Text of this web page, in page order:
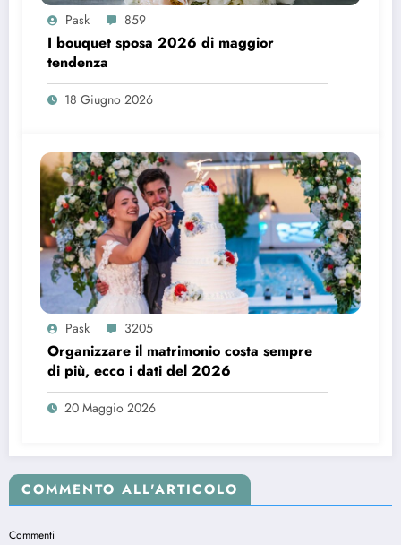
Pask 859
I bouquet sposa 2026 di maggior
tendenza
18 Giugno 2026
Pask 3205
Organizzare il matrimonio costa sempre
di più, ecco i dati del 2026
20 Maggio 2026
COMMENTO ALL'ARTICOLO
Commenti